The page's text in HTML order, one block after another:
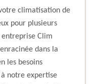
climatisation de
pour plusieurs
Clim
dans la
les besoins
à notre expertise